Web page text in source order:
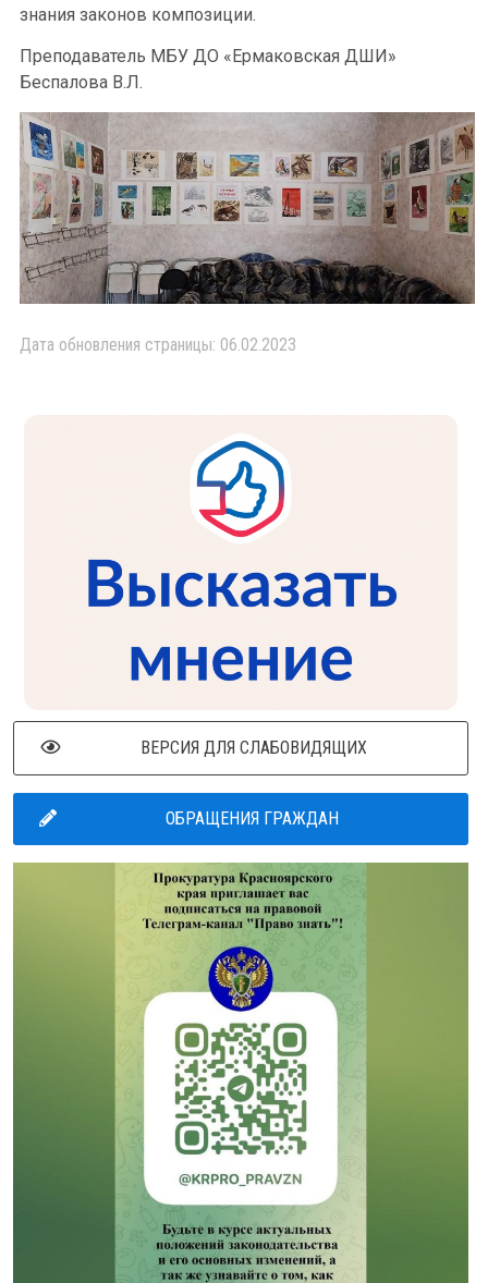
знания законов композиции.
Преподаватель МБУ ДО «Ермаковская ДШИ»
Беспалова В.Л.
Дата обновления страницы: 06.02.2023
ВЕРСИЯ ДЛЯ СЛАБОВИДЯЩИХ
ОБРАЩЕНИЯ ГРАЖДАН